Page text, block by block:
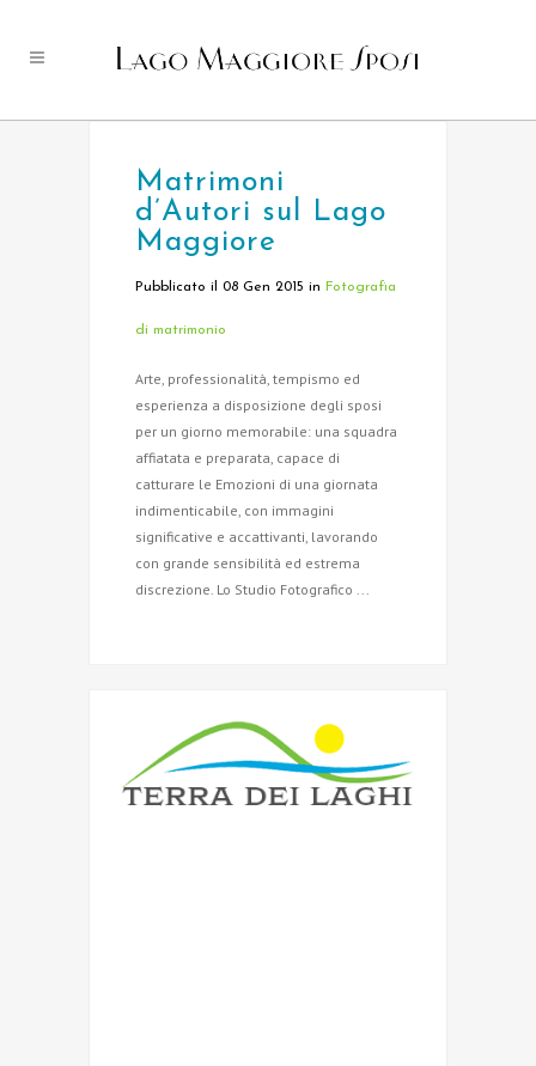
Matrimoni
d’Autori sul Lago
Maggiore
Pubblicato il 08 Gen 2015 in Fotografia
di matrimonio
Arte, professionalità, tempismo ed
esperienza a disposizione degli sposi
per un giorno memorabile: una squadra
affiatata e preparata, capace di
catturare le Emozioni di una giornata
indimenticabile, con immagini
significative e accattivanti, lavorando
con grande sensibilità ed estrema
discrezione. Lo Studio Fotografico ...